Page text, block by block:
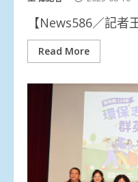
【News586／記者
Read More